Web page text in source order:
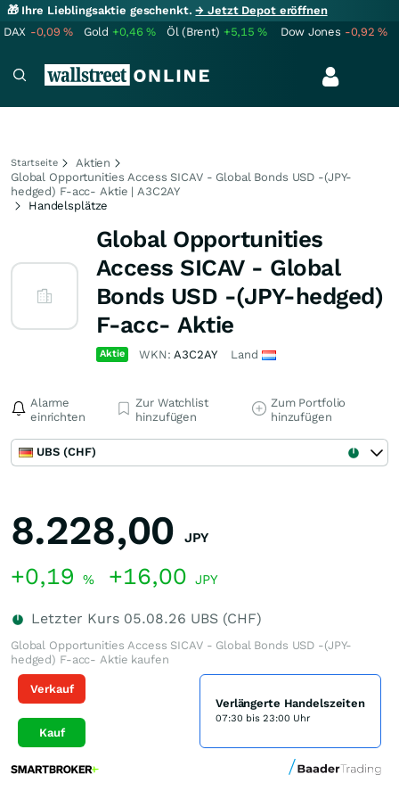
🎁 Ihre Lieblingsaktie geschenkt.→ Jetzt Depot eröffnen
DAX -0,09% Gold +0,46% Öl (Brent) +5,15% Dow Jones -0,92%
Startseite
Aktien
Global Opportunities Access SICAV - Global Bonds USD -(JPY-
hedged) F-acc- Aktie | A3C2AY
Handelsplätze
Global Opportunities
Access SICAV - Global
Bonds USD -(JPY-hedged)
F-acc- Aktie
Aktie WKN:A3C2AY Land
Alarme
einrichten
Zur Watchlist
hinzufügen
Zum Portfolio
hinzufügen
UBS (CHF)
8.228,00 JPY
+0,19 % +16,00 JPY
Letzter Kurs 05.08.26 UBS (CHF)
Global Opportunities Access SICAV - Global Bonds USD -(JPY-
hedged) F-acc- Aktie kaufen
Verkauf
Kauf
Verlängerte Handelszeiten
07:30 bis 23:00 Uhr